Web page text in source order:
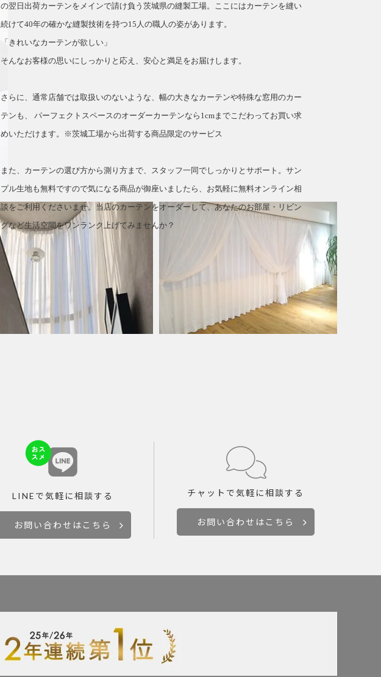
の翌日出荷カーテンをメインで請け負う茨城県の縫製工場。ここにはカーテンを縫い
続けて40年の確かな縫製技術を持つ15人の職人の姿があります。
「きれいなカーテンが欲しい」
そんなお客様の思いにしっかりと応え、安心と満足をお届けします。
さらに、通常店舗では取扱いのないような、幅の大きなカーテンや特殊な窓用のカー
テンも、 パーフェクトスペースのオーダーカーテンなら1cmまでこだわってお買い求
めいただけます。※茨城工場から出荷する商品限定のサービス
また、カーテンの選び方から測り方まで、スタッフ一同でしっかりとサポート。サン
プル生地も無料ですので気になる商品が御座いましたら、お気軽に無料オンライン相
談をご利用くださいませ。当店のカーテンをオーダーして、あなたのお部屋・リビン
グなど生活空間をワンランク上げてみませんか？
LINEで気軽に相談する
お問い合わせはこちら
チャットで気軽に相談する
お問い合わせはこちら